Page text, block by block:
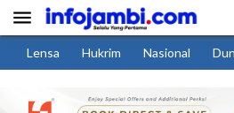

Lensa Hukrim Nasional